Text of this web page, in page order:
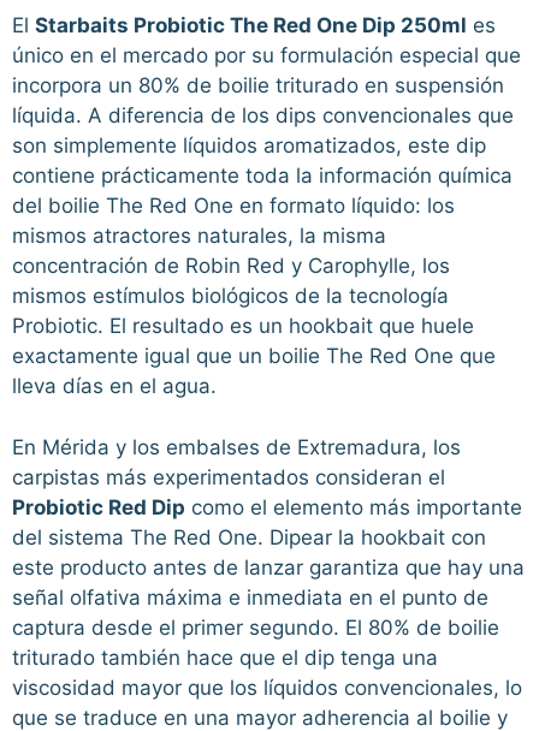
El Starbaits Probiotic The Red One Dip 250ml es
único en el mercado por su formulación especial que
incorpora un 80% de boilie triturado en suspensión
líquida. A diferencia de los dips convencionales que
son simplemente líquidos aromatizados, este dip
contiene prácticamente toda la información química
del boilie The Red One en formato líquido: los
mismos atractores naturales, la misma
concentración de Robin Red y Carophylle, los
mismos estímulos biológicos de la tecnología
Probiotic. El resultado es un hookbait que huele
exactamente igual que un boilie The Red One que
lleva días en el agua.
En Mérida y los embalses de Extremadura, los
carpistas más experimentados consideran el
Probiotic Red Dip como el elemento más importante
del sistema The Red One. Dipear la hookbait con
este producto antes de lanzar garantiza que hay una
señal olfativa máxima e inmediata en el punto de
captura desde el primer segundo. El 80% de boilie
triturado también hace que el dip tenga una
viscosidad mayor que los líquidos convencionales, lo
que se traduce en una mayor adherencia al boilie y